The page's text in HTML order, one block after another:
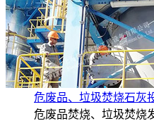
危废品、垃圾焚烧石灰
危废品焚烧、垃圾焚烧